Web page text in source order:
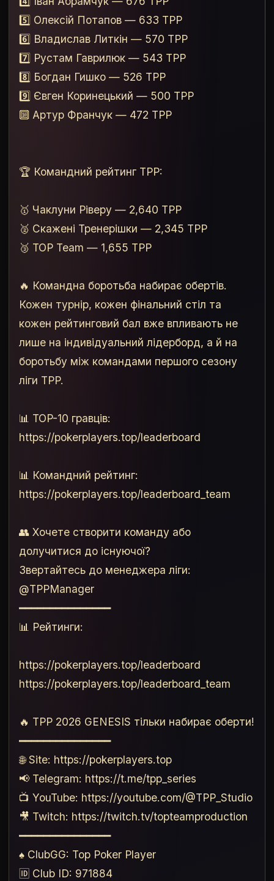
5️⃣ Олексій Потапов — 633 TPP
6️⃣ Владислав Литкін — 570 TPP
7️⃣ Рустам Гаврилюк — 543 TPP
8️⃣ Богдан Гишко — 526 TPP
9️⃣ Євген Коринецький — 500 TPP
🔟 Артур Франчук — 472 TPP
🏆 Командний рейтинг TPP:
🥇 Чаклуни Ріверу — 2,640 TPP
🥈 Скажені Тренерішки — 2,345 TPP
🥉 TOP Team — 1,655 TPP
🔥 Командна боротьба набирає обертів.
Кожен турнір, кожен фінальний стіл та
кожен рейтинговий бал вже впливають не
лише на індивідуальний лідерборд, а й на
боротьбу між командами першого сезону
ліги TPP.
📊 TOP-10 гравців:
https://pokerplayers.top/leaderboard
📊 Командний рейтинг:
https://pokerplayers.top/leaderboard_team
👥 Хочете створити команду або
долучитися до існуючої?
Звертайтесь до менеджера ліги:
@TPPManager
━━━━━━━━━━━━━━━
📊 Рейтинги:
https://pokerplayers.top/leaderboard
https://pokerplayers.top/leaderboard_team
🔥 TPP 2026 GENESIS тільки набирає оберти!
━━━━━━━━━━━━━━━
🌐 Site: https://pokerplayers.top
📢 Telegram: https://t.me/tpp_series
📺 YouTube: https://youtube.com/@TPP_Studio
🎥 Twitch: https://twitch.tv/topteamproduction
━━━━━━━━━━━━━━━
♠️ ClubGG: Top Poker Player
🆔 Club ID: 971884